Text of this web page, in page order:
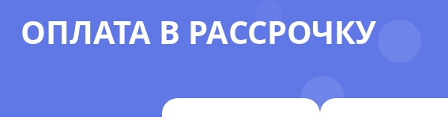
ОПЛАТА В РАССРОЧКУ